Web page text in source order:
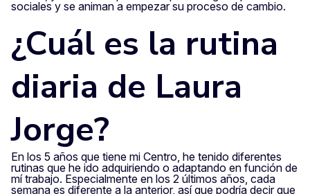
sociales y se animan a empezar su proceso de cambio.
¿Cuál es la rutina
diaria de Laura
Jorge?
En los 5 años que tiene mi Centro, he tenido diferentes
rutinas que he ido adquiriendo o adaptando en función de
mí trabajo. Especialmente en los 2 últimos años, cada
semana es diferente a la anterior, así que podría decir que